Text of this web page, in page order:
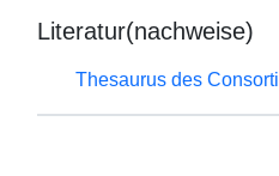
Literatur(nachweise)
Thesaurus des